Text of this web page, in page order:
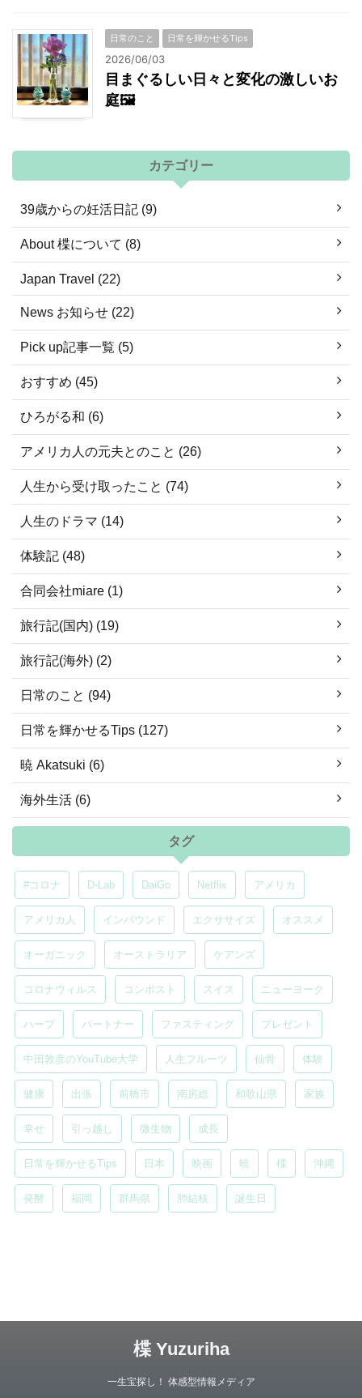
日常のこと 日常を輝かせるTips
2026/06/03
目まぐるしい日々と変化の激しいお
庭🖼
カテゴリー
39歳からの妊活日記 (9)
About 楪について (8)
Japan Travel (22)
News お知らせ (22)
Pick up記事一覧 (5)
おすすめ (45)
ひろがる和 (6)
アメリカ人の元夫とのこと (26)
人生から受け取ったこと (74)
人生のドラマ (14)
体験記 (48)
合同会社miare (1)
旅行記(国内) (19)
旅行記(海外) (2)
日常のこと (94)
日常を輝かせるTips (127)
暁 Akatsuki (6)
海外生活 (6)
タグ
#コロナ D-Lab DaiGo Netflix アメリカ
アメリカ人 インバウンド エクササイズ オススメ
オーガニック オーストラリア ケアンズ
コロナウィルス コンポスト スイス ニューヨーク
ハーブ パートナー ファスティング プレゼント
中田敦彦のYouTube大学 人生フルーツ 仙骨 体験
健康 出張 前橋市 南房総 和歌山県 家族
幸せ 引っ越し 微生物 成長
日常を輝かせるTips 日本 映画 暁 楪 沖縄
発酵 福岡 群馬県 肺結核 誕生日
楪 Yuzuriha
一生宝探し！ 体感型情報メディア
Copyright© 楪 Yuzuriha , 2026 All Rights Reserved.